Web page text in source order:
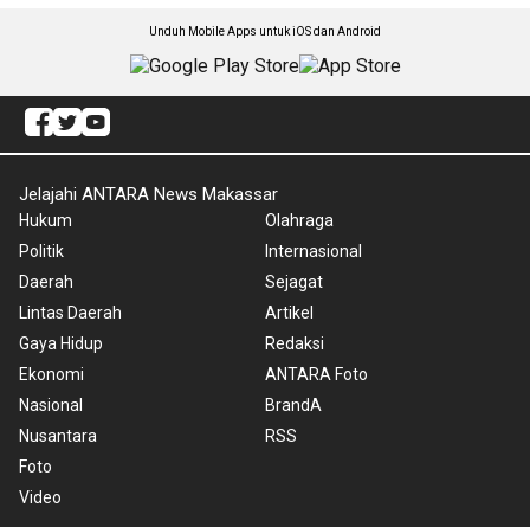
Unduh Mobile Apps untuk iOS dan Android
Jelajahi ANTARA News Makassar
Hukum
Politik
Daerah
Lintas Daerah
Gaya Hidup
Ekonomi
Nasional
Nusantara
Foto
Video
Olahraga
Internasional
Sejagat
Artikel
Redaksi
ANTARA Foto
BrandA
RSS